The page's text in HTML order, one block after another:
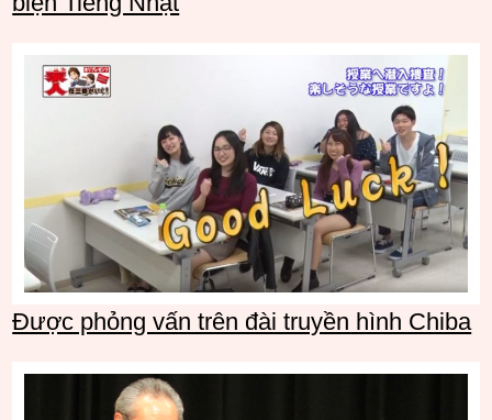
Được phỏng vấn trên đài truyền hình Chiba